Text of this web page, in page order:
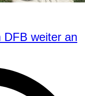
DFB weiter an